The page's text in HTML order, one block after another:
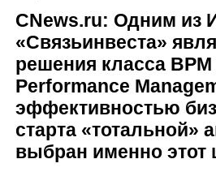
CNews.ru: Одним из
«Связьинвеста»
решения класса
Performance
эффективностью
старта «тотальной»
выбран именно этот